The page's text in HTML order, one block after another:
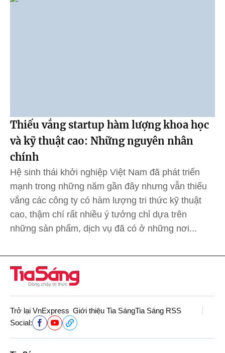
Thiếu vắng startup hàm lượng khoa học
và kỹ thuật cao: Những nguyên nhân
chính
Hệ sinh thái khởi nghiệp Việt Nam đã phát triển
mạnh trong những năm gần đây nhưng vẫn thiếu
vắng các công ty có hàm lượng tri thức kỹ thuật
cao, thậm chí rất nhiều ý tưởng chỉ dựa trên
những sản phẩm, dịch vụ đã có ở những nơi...
Trở lại VnExpress Giới thiệu Tia SángTia Sáng RSS
Social: